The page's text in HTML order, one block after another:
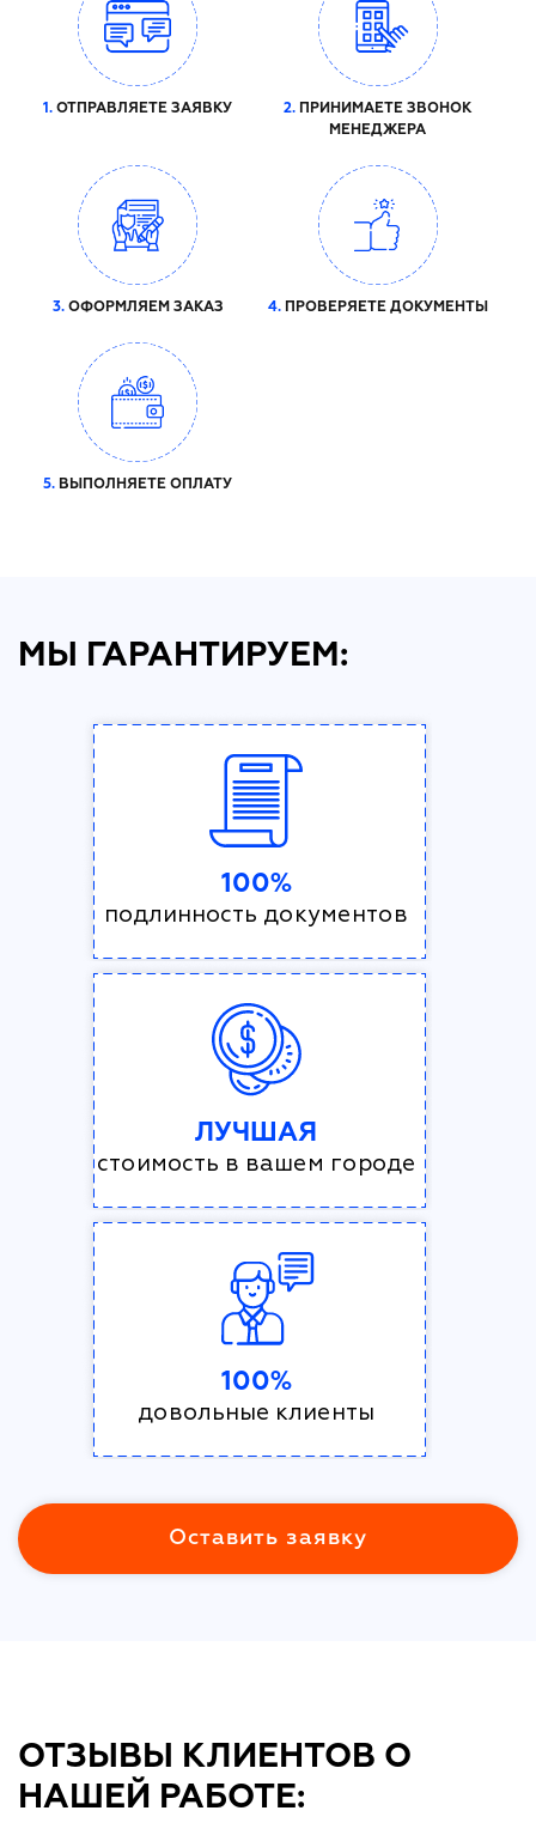
1. ОТПРАВЛЯЕТЕ ЗАЯВКУ 2. ПРИНИМАЕТЕ ЗВОНОК
МЕНЕДЖЕРА
3.ОФОРМЛЯЕМ ЗАКАЗ 4.ПРОВЕРЯЕТЕ ДОКУМЕНТЫ
5. ВЫПОЛНЯЕТЕ ОПЛАТУ
МЫ ГАРАНТИРУЕМ:
100%
подлинность документов
ЛУЧШАЯ
стоимость в вашем городе
100%
довольные клиенты
Оставить заявку
ОТЗЫВЫ КЛИЕНТОВ О
НАШЕЙ РАБОТЕ: